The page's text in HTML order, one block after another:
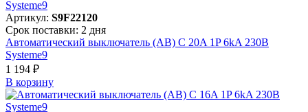
Артикул: S9F22120
Срок поставки: 2 дня
Автоматический выключатель (АВ) C 20A 1P 6kA 230В
Systeme9
1 194 ₽
В корзинy